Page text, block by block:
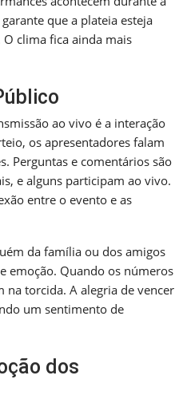
que a plateia esteja
clima fica ainda mais
ao vivo é a interação
os apresentadores falam
Perguntas e comentários são
e alguns participam ao vivo.
entre o evento e as
da família ou dos amigos
emoção. Quando os números
na torcida. A alegria de vencer
um sentimento de
dos